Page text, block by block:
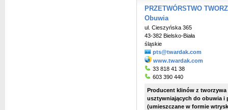
PRZETWÓRSTWO
Obuwia
ul. Cieszyńska 365
43-382 Bielsko-Biała
śląskie
pts@twardak.com
www.twardak.com
33 818 41 38
603 390 440
Producent klinów z
usztywniających do obuwia
(umieszczane w formie